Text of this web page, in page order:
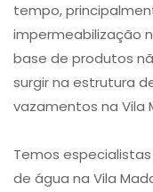
tempo,
impermeabilização
base de produtos
surgir na estrutura
vazamentos na Vila
Temos
de água na Vila